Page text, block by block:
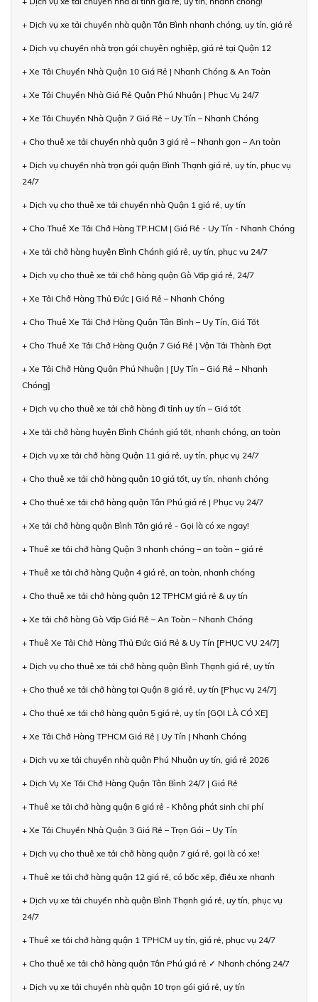
+ Dịch vụ xe tải chuyển nhà quận Tân Bình nhanh chóng, uy tín, giá rẻ
+ Dịch vụ chuyển nhà trọn gói chuyên nghiệp, giá rẻ tại Quận 12
+ Xe Tải Chuyển Nhà Quận 10 Giá Rẻ | Nhanh Chóng & An Toàn
+ Xe Tải Chuyển Nhà Giá Rẻ Quận Phú Nhuận | Phục Vụ 24/7
+ Xe Tải Chuyển Nhà Quận 7 Giá Rẻ – Uy Tín – Nhanh Chóng
+ Cho thuê xe tải chuyển nhà quận 3 giá rẻ – Nhanh gọn – An toàn
+ Dịch vụ chuyển nhà trọn gói quận Bình Thạnh giá rẻ, uy tín, phục vụ
24/7
+ Dịch vụ cho thuê xe tải chuyển nhà Quận 1 giá rẻ, uy tín
+ Cho Thuê Xe Tải Chở Hàng TP.HCM | Giá Rẻ - Uy Tín - Nhanh Chóng
+ Xe tải chở hàng huyện Bình Chánh giá rẻ, uy tín, phục vụ 24/7
+ Dịch vụ cho thuê xe tải chở hàng quận Gò Vấp giá rẻ, 24/7
+ Xe Tải Chở Hàng Thủ Đức | Giá Rẻ – Nhanh Chóng
+ Cho Thuê Xe Tải Chở Hàng Quận Tân Bình – Uy Tín, Giá Tốt
+ Cho Thuê Xe Tải Chở Hàng Quận 7 Giá Rẻ | Vận Tải Thành Đạt
+ Xe Tải Chở Hàng Quận Phú Nhuận | [Uy Tín – Giá Rẻ – Nhanh
Chóng]
+ Dịch vụ cho thuê xe tải chở hàng đi tỉnh uy tín – Giá tốt
+ Xe tải chở hàng huyện Bình Chánh giá tốt, nhanh chóng, an toàn
+ Dịch vụ xe tải chở hàng Quận 11 giá rẻ, uy tín, phục vụ 24/7
+ Cho thuê xe tải chở hàng quận 10 giá tốt, uy tín, nhanh chóng
+ Cho thuê xe tải chở hàng quận Tân Phú giá rẻ | Phục vụ 24/7
+ Xe tải chở hàng quận Bình Tân giá rẻ - Gọi là có xe ngay!
+ Thuê xe tải chở hàng Quận 3 nhanh chóng – an toàn – giá rẻ
+ Thuê xe tải chở hàng Quận 4 giá rẻ, an toàn, nhanh chóng
+ Cho thuê xe tải chở hàng quận 12 TPHCM giá rẻ & uy tín
+ Xe tải chở hàng Gò Vấp Giá Rẻ – An Toàn – Nhanh Chóng
+ Thuê Xe Tải Chở Hàng Thủ Đức Giá Rẻ & Uy Tín [PHỤC VỤ 24/7]
+ Dịch vụ cho thuê xe tải chở hàng quận Bình Thạnh giá rẻ, uy tín
+ Cho thuê xe tải chở hàng tại Quận 8 giá rẻ, uy tín [Phục vụ 24/7]
+ Cho thuê xe tải chở hàng quận 5 giá rẻ, uy tín [GỌI LÀ CÓ XE]
+ Xe Tải Chở Hàng TPHCM Giá Rẻ | Uy Tín | Nhanh Chóng
+ Dịch vụ xe tải chuyển nhà quận Phú Nhuận uy tín, giá rẻ 2026
+ Dịch Vụ Xe Tải Chở Hàng Quận Tân Bình 24/7 | Giá Rẻ
+ Thuê xe tải chở hàng quận 6 giá rẻ - Không phát sinh chi phí
+ Xe Tải Chuyển Nhà Quận 3 Giá Rẻ – Trọn Gói – Uy Tín
+ Dịch vụ cho thuê xe tải chở hàng quận 7 giá rẻ, gọi là có xe!
+ Thuê xe tải chở hàng quận 12 giá rẻ, có bốc xếp, điều xe nhanh
+ Dịch vụ xe tải chuyển nhà quận Bình Thạnh giá rẻ, uy tín, phục vụ
24/7
+ Thuê xe tải chở hàng quận 1 TPHCM uy tín, giá rẻ, phục vụ 24/7
+ Cho thuê xe tải chở hàng quận Tân Phú giá rẻ ✓ Nhanh chóng 24/7
+ Dịch vụ xe tải chuyển nhà quận 10 trọn gói giá rẻ, uy tín